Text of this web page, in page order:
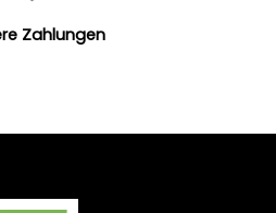
Zahlungen